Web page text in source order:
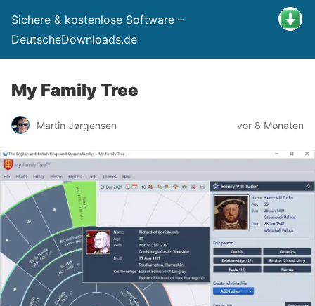
Sichere & kostenlose Software –
DeutscheDownloads.de
My Family Tree
Martin Jørgensen vor 8 Monaten